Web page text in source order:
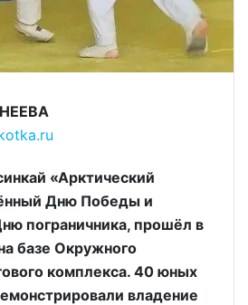
«Арктический
Дню Победы и
пограничника, прошёл в
базе Окружного
комплекса. 40 юных
владение